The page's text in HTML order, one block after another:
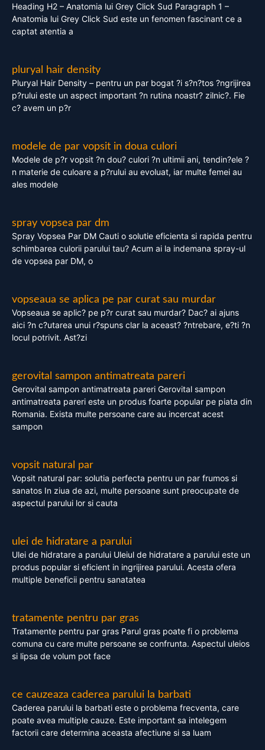
Heading H2 – Anatomia lui Grey Click Sud Paragraph 1 –
Anatomia lui Grey Click Sud este un fenomen fascinant ce a
captat atentia a
pluryal hair density
Pluryal Hair Density – pentru un par bogat ?i s?n?tos ?ngrijirea
p?rului este un aspect important ?n rutina noastr? zilnic?. Fie
c? avem un p?r
modele de par vopsit in doua culori
Modele de p?r vopsit ?n dou? culori ?n ultimii ani, tendin?ele ?
n materie de culoare a p?rului au evoluat, iar multe femei au
ales modele
spray vopsea par dm
Spray Vopsea Par DM Cauti o solutie eficienta si rapida pentru
schimbarea culorii parului tau? Acum ai la indemana spray-ul
de vopsea par DM, o
vopseaua se aplica pe par curat sau murdar
Vopseaua se aplic? pe p?r curat sau murdar? Dac? ai ajuns
aici ?n c?utarea unui r?spuns clar la aceast? ?ntrebare, e?ti ?n
locul potrivit. Ast?zi
gerovital sampon antimatreata pareri
Gerovital sampon antimatreata pareri Gerovital sampon
antimatreata pareri este un produs foarte popular pe piata din
Romania. Exista multe persoane care au incercat acest
sampon
vopsit natural par
Vopsit natural par: solutia perfecta pentru un par frumos si
sanatos In ziua de azi, multe persoane sunt preocupate de
aspectul parului lor si cauta
ulei de hidratare a parului
Ulei de hidratare a parului Uleiul de hidratare a parului este un
produs popular si eficient in ingrijirea parului. Acesta ofera
multiple beneficii pentru sanatatea
tratamente pentru par gras
Tratamente pentru par gras Parul gras poate fi o problema
comuna cu care multe persoane se confrunta. Aspectul uleios
si lipsa de volum pot face
ce cauzeaza caderea parului la barbati
Caderea parului la barbati este o problema frecventa, care
poate avea multiple cauze. Este important sa intelegem
factorii care determina aceasta afectiune si sa luam